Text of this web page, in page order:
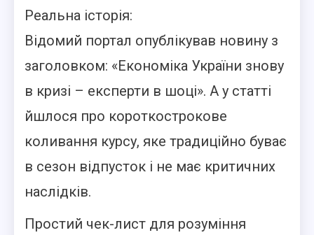
Реальна історія:
Відомий портал опублікував новину з
заголовком: «Економіка України знову
в кризі – експерти в шоці». А у статті
йшлося про короткострокове
коливання курсу, яке традиційно буває
в сезон відпусток і не має критичних
наслідків.
Простий чек-лист для розуміння